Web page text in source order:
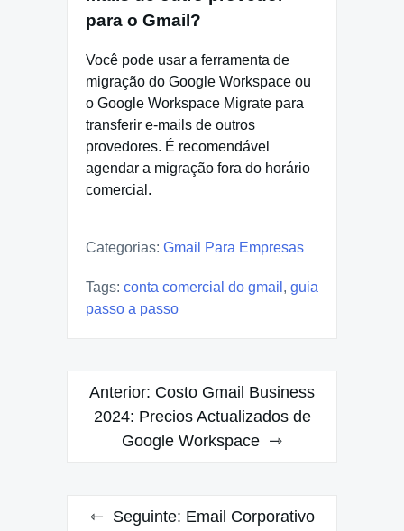
para o Gmail?
Você pode usar a ferramenta de
migração do Google Workspace ou
o Google Workspace Migrate para
transferir e-mails de outros
provedores. É recomendável
agendar a migração fora do horário
comercial.
Categorias: Gmail Para Empresas
Tags: conta comercial do gmail , guia
passo a passo
Navegação
Anterior: Costo Gmail Business
2024: Precios Actualizados de
Google Workspace
Seguinte: Email Corporativo